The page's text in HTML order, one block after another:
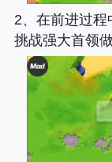
2、在前进过
挑战强大首领